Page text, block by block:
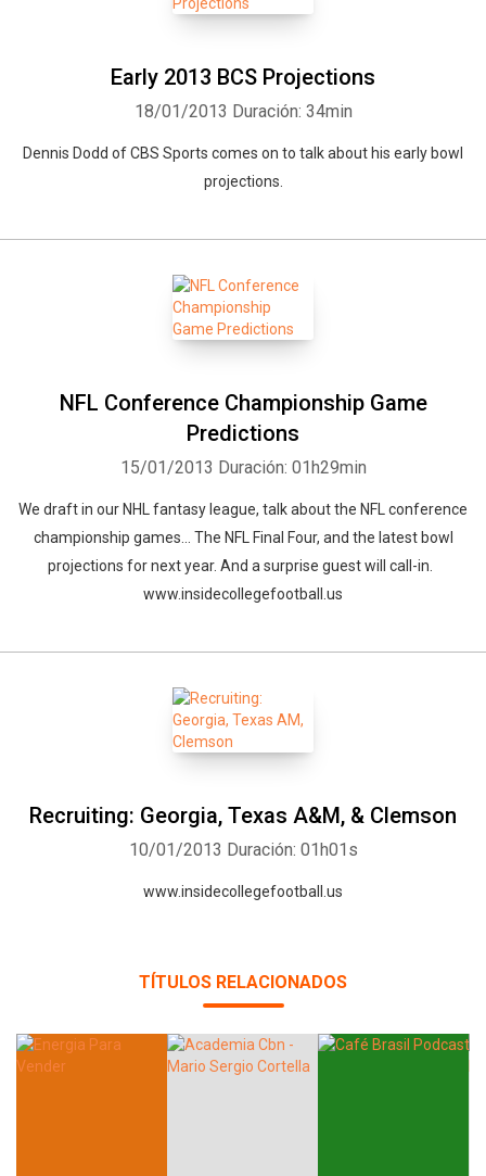
Early 2013 BCS Projections
18/01/2013 Duración: 34min
Dennis Dodd of CBS Sports comes on to talk about his early bowl
projections.
NFL Conference Championship Game
Predictions
15/01/2013 Duración: 01h29min
We draft in our NHL fantasy league, talk about the NFL conference
championship games... The NFL Final Four, and the latest bowl
projections for next year. And a surprise guest will call-in.
www.insidecollegefootball.us
Recruiting: Georgia, Texas A&M, & Clemson
10/01/2013 Duración: 01h01s
www.insidecollegefootball.us
TÍTULOS RELACIONADOS